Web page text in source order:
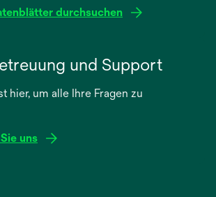
durchsuchen
und Support
hier, um alle Ihre Fragen zu
uns